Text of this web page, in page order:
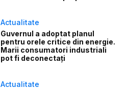
Actualitate
Guvernul a adoptat planul
pentru orele critice din energie.
Marii consumatori industriali
pot fi deconectați
Actualitate